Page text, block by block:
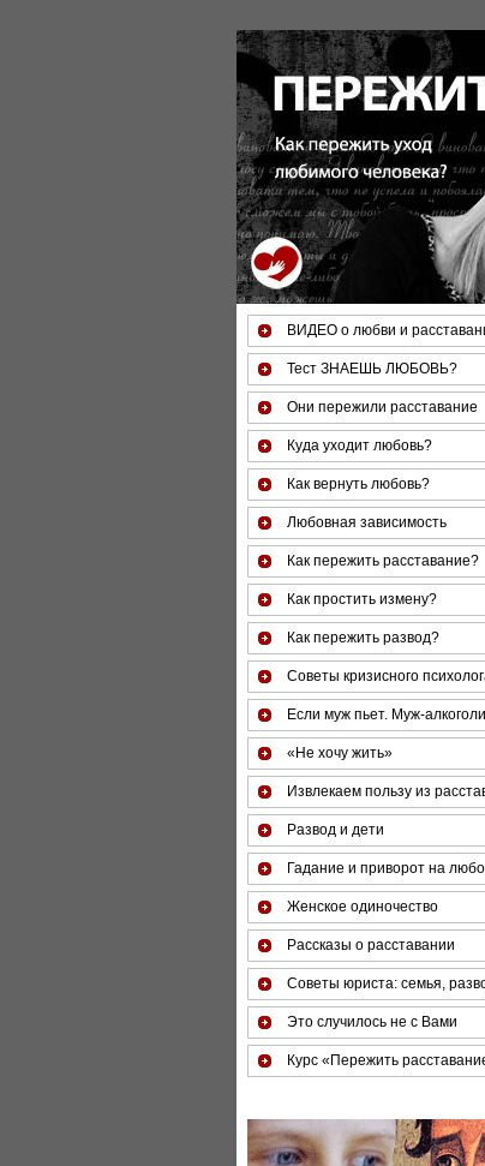
За 50 минут Вы можете
ВИДЕО о любви и
Тест ЗНАЕШЬ ЛЮБОВЬ?
Они пережили расставание
Куда уходит любовь?
Как вернуть любовь?
Любовная зависимость
Как пережить расставание?
Как простить измену?
Как пережить развод?
Советы кризисного
Если муж пьет. Муж-
«Не хочу жить»
Извлекаем пользу из
Развод и дети
Гадание и приворот на
Женское одиночество
Рассказы о расставании
Советы юриста: семья,
Это случилось не с Вами
Курс «Пережить